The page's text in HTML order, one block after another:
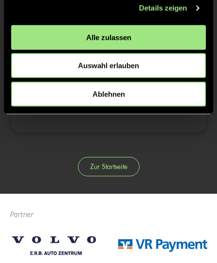
Details zeigen
Alle zulassen
Auswahl erlauben
Ablehnen
3/4
4/4
Zur Startseite
Partner